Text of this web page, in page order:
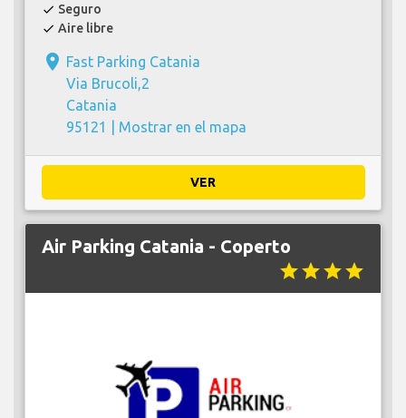
check Seguro
check Aire libre
place Fast Parking Catania
Via Brucoli,2
Catania
95121 | Mostrar en el mapa
VER
Air Parking Catania - Coperto
starstarstarstar